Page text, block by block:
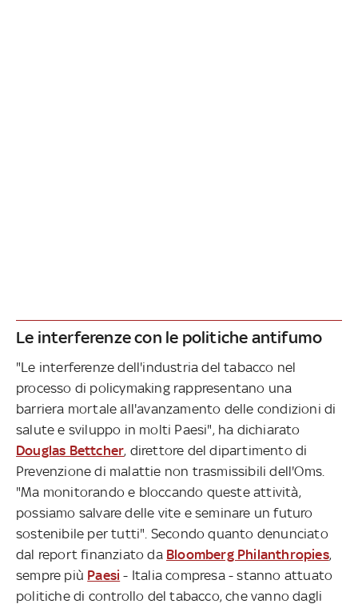
Le interferenze con le politiche antifumo
"Le interferenze dell'industria del tabacco nel
processo di policymaking rappresentano una
barriera mortale all'avanzamento delle condizioni di
salute e sviluppo in molti Paesi", ha dichiarato
Douglas Bettcher, direttore del dipartimento di
Prevenzione di malattie non trasmissibili dell'Oms.
"Ma monitorando e bloccando queste attività,
possiamo salvare delle vite e seminare un futuro
sostenibile per tutti". Secondo quanto denunciato
dal report finanziato da Bloomberg Philanthropies,
sempre più Paesi - Italia compresa - stanno attuato
politiche di controllo del tabacco, che vanno dagli